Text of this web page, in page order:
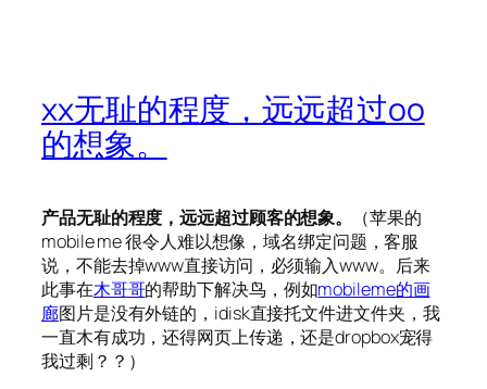
xx无耻的程度，远远超过oo
的想象。
产品无耻的程度，远远超过顾客的想象。
（苹果的
mobile me 很令人难以想像，域名绑定问题，客服
说，不能去掉www直接访问，必须输入www。后来
此事在木哥哥的帮助下解决鸟，例如mobileme的画
廊图片是没有外链的，idisk直接托文件进文件夹，我
一直木有成功，还得网页上传递，还是dropbox宠得
我过剩？？）